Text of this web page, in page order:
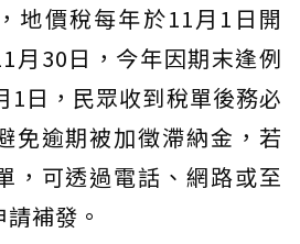
地價稅每年於11月1日開
月30日，今年因期末逢例
1日，民眾收到稅單後務必
免逾期被加徵滯納金，若
，可透過電話、網路或至
補發。